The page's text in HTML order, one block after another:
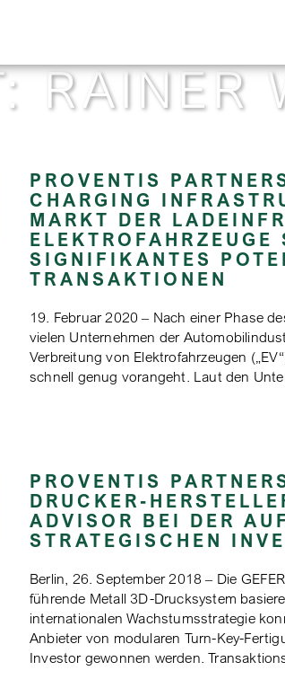
RAINER
PROVENTIS
CHARGING
MARKT DER
SIGNIFIKANTES
TRANSAKTIONEN
19. Februar 2020 – Nach einer Phase
vielen Unternehmen der
Verbreitung von Elektrofahrzeugen
schnell genug vorangeht. Laut den
PROVENTIS
DRUCKER-
ADVISOR BEI DER
STRATEGISCHEN
Berlin, 26. September 2018 – Die
führende Metall 3D-Drucksystem
internationalen Wachstumsstrategie
Anbieter von modularen Turn-Key-
Investor gewonnen werden.